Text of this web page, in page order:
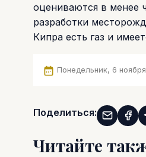
оцениваются в менее
разработки
Кипра есть газ и
Понедельник, 6
Поделиться:
Читайте